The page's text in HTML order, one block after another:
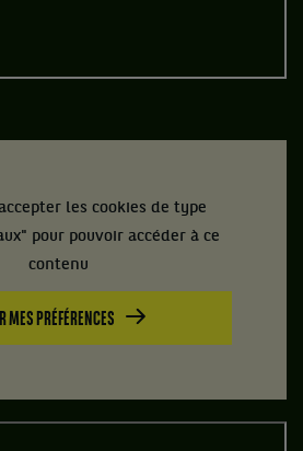
les cookies de type
pour pouvoir accéder à ce
contenu
MES PRÉFÉRENCES